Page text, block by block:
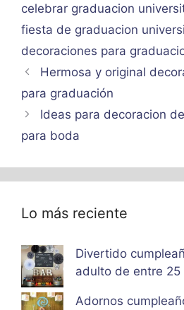
celebrar graduacion
fiesta de graduacion
decoraciones para
Hermosa y original
para graduación
Ideas para decoracion
para boda
Lo más reciente
Divertido
adulto de entre 25
Adornos